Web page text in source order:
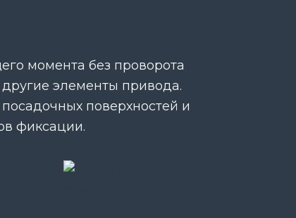
момента без проворота
элементы привода.
поверхностей и
фиксации.